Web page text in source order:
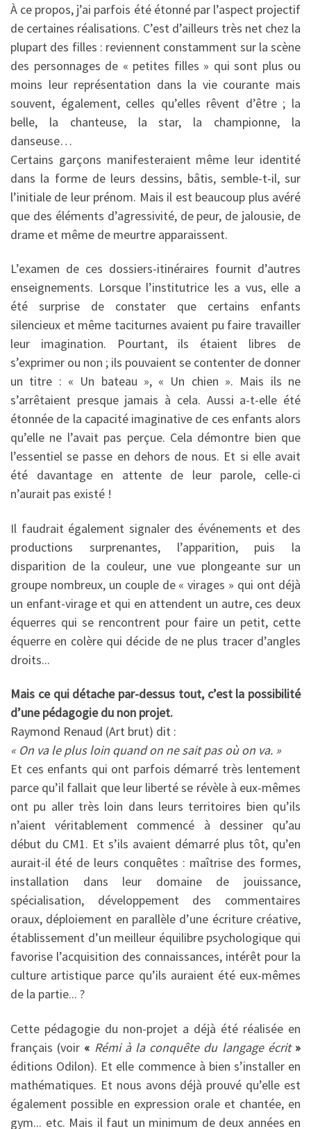
À ce propos, j’ai parfois été étonné par l’aspect projectif
de certaines réalisations. C’est d’ailleurs très net chez la
plupart des filles : reviennent constamment sur la scène
des personnages de « petites filles » qui sont plus ou
moins leur représentation dans la vie courante mais
souvent, également, celles qu’elles rêvent d’être ; la
belle, la chanteuse, la star, la championne, la
danseuse…
Certains garçons manifesteraient même leur identité
dans la forme de leurs dessins, bâtis, semble-t-il, sur
l’initiale de leur prénom. Mais il est beaucoup plus avéré
que des éléments d’agressivité, de peur, de jalousie, de
drame et même de meurtre apparaissent.
L’examen de ces dossiers-itinéraires fournit d’autres
enseignements. Lorsque l’institutrice les a vus, elle a
été surprise de constater que certains enfants
silencieux et même taciturnes avaient pu faire travailler
leur imagination. Pourtant, ils étaient libres de
s’exprimer ou non ; ils pouvaient se contenter de donner
un titre : « Un bateau », « Un chien ». Mais ils ne
s’arrêtaient presque jamais à cela. Aussi a-t-elle été
étonnée de la capacité imaginative de ces enfants alors
qu’elle ne l’avait pas perçue. Cela démontre bien que
l’essentiel se passe en dehors de nous. Et si elle avait
été davantage en attente de leur parole, celle-ci
n’aurait pas existé !
Il faudrait également signaler des événements et des
productions surprenantes, l’apparition, puis la
disparition de la couleur, une vue plongeante sur un
groupe nombreux, un couple de « virages » qui ont déjà
un enfant-virage et qui en attendent un autre, ces deux
équerres qui se rencontrent pour faire un petit, cette
équerre en colère qui décide de ne plus tracer d’angles
droits...
Mais ce qui détache par-dessus tout, c’est la possibilité
d’une pédagogie du non projet.
Raymond Renaud (Art brut) dit :
« On va le plus loin quand on ne sait pas où on va. »
Et ces enfants qui ont parfois démarré très lentement
parce qu’il fallait que leur liberté se révèle à eux-mêmes
ont pu aller très loin dans leurs territoires bien qu’ils
n’aient véritablement commencé à dessiner qu’au
début du CM1. Et s’ils avaient démarré plus tôt, qu’en
aurait-il été de leurs conquêtes : maîtrise des formes,
installation dans leur domaine de jouissance,
spécialisation, développement des commentaires
oraux, déploiement en parallèle d’une écriture créative,
établissement d’un meilleur équilibre psychologique qui
favorise l’acquisition des connaissances, intérêt pour la
culture artistique parce qu’ils auraient été eux-mêmes
de la partie... ?
Cette pédagogie du non-projet a déjà été réalisée en
français (voir « Rémi à la conquête du langage écrit»
éditions Odilon). Et elle commence à bien s’installer en
mathématiques. Et nous avons déjà prouvé qu’elle est
également possible en expression orale et chantée, en
gym... etc. Mais il faut un minimum de deux années en